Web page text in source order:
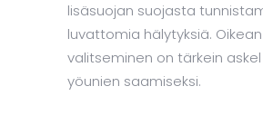
lisäsuojan suojasta
luvattomia hälytyksiä.
valitseminen on tärkein
yöunien saamiseksi.